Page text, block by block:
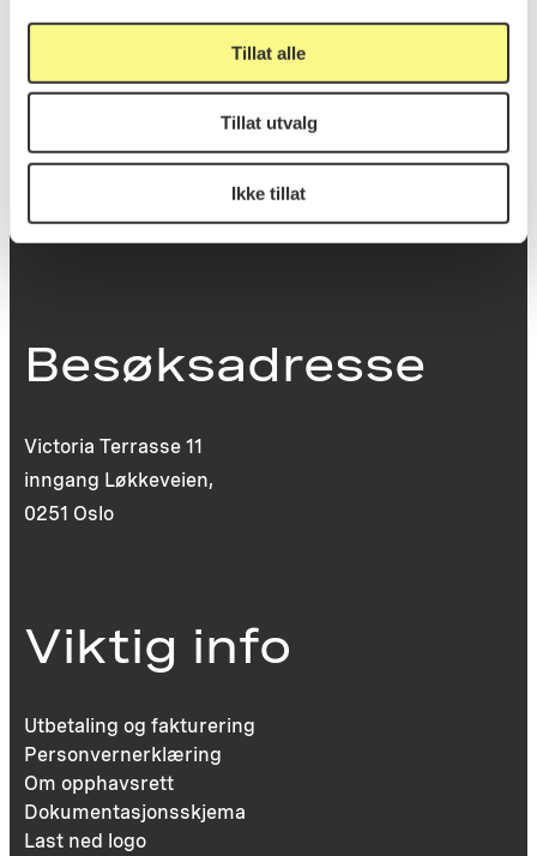
Tillat alle
Tillat utvalg
Ikke tillat
Postboks 6994
0130 Oslo
Besøksadresse
Victoria Terrasse 11
inngang Løkkeveien,
0251 Oslo
Viktig info
Utbetaling og fakturering
Personvernerklæring
Om opphavsrett
Dokumentasjonsskjema
Last ned logo